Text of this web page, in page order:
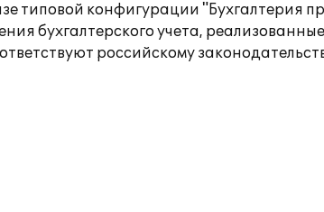
типовой конфигурации "Бухгалтерия
бухгалтерского учета,
российскому